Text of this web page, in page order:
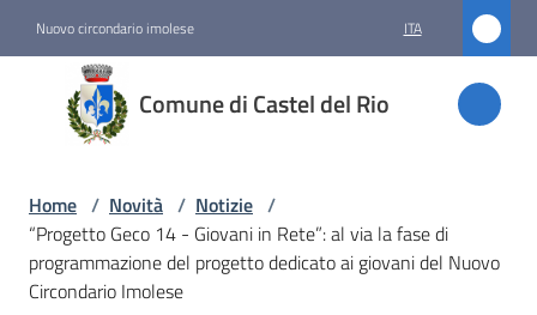
Nuovo circondario imolese ITA
Comune di Castel del Rio
Comune
di
Castel
Amministrazione
Home / Novità / Notizie /
“Progetto Geco 14 - Giovani in Rete”: al via la fase di
programmazione del progetto dedicato ai giovani del Nuovo
Circondario Imolese